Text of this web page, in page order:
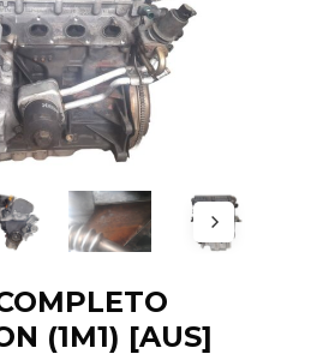
(1M1) [AUS]